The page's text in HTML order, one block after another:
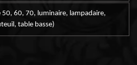
50, 60, 70, luminaire, lampadaire,
table basse)